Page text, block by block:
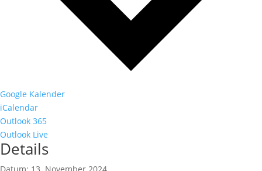
Google Kalender
iCalendar
Outlook 365
Outlook Live
Details